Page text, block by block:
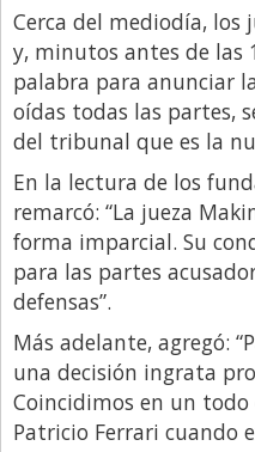
Responsabilidad Social
Salidas
Santa Fe
Show Business
Sociedad
Tecnología
Tendencias
Cerca del mediodía, los
y, minutos antes de las
palabra para anunciar
oídas todas las partes,
del tribunal que es la
En la lectura de los
remarcó: “La jueza
forma imparcial. Su
para las partes
defensas”.
Más adelante, agregó:
una decisión ingrata
Coincidimos en un
Patricio Ferrari cuando